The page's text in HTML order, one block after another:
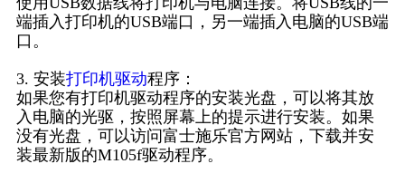
端插入打印机的USB端口，另一端插入电脑的USB端
口。
3. 安装打印机驱动程序：
如果您有打印机驱动程序的安装光盘，可以将其放
入电脑的光驱，按照屏幕上的提示进行安装。如果
没有光盘，可以访问富士施乐官方网站，下载并安
装最新版的M105f驱动程序。